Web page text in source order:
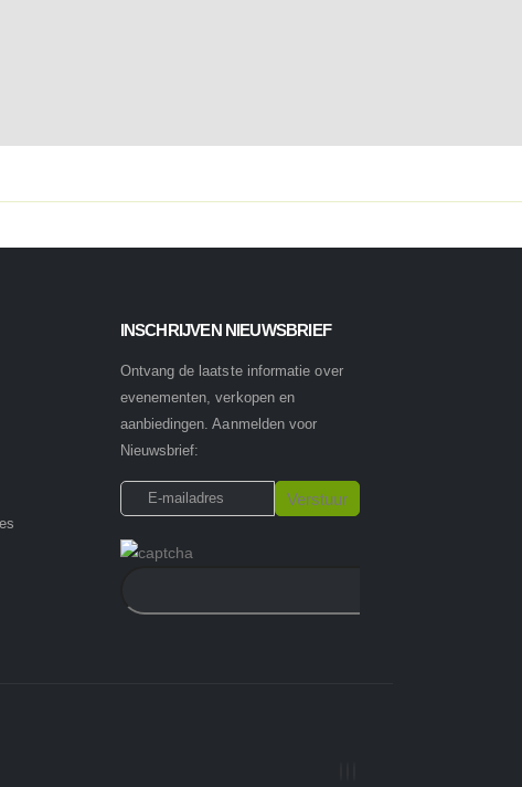
INSCHRIJVEN NIEUWSBRIEF
Ontvang de laatste informatie over
evenementen, verkopen en
aanbiedingen. Aanmelden voor
Nieuwsbrief: